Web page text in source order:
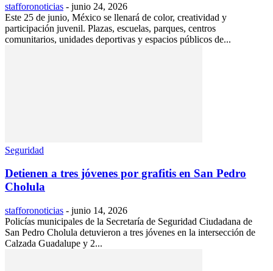
stafforonoticias - junio 24, 2026
Este 25 de junio, México se llenará de color, creatividad y
participación juvenil. Plazas, escuelas, parques, centros
comunitarios, unidades deportivas y espacios públicos de...
Seguridad
Detienen a tres jóvenes por grafitis en San Pedro
Cholula
stafforonoticias - junio 14, 2026
Policías municipales de la Secretaría de Seguridad Ciudadana de
San Pedro Cholula detuvieron a tres jóvenes en la intersección de
Calzada Guadalupe y 2...